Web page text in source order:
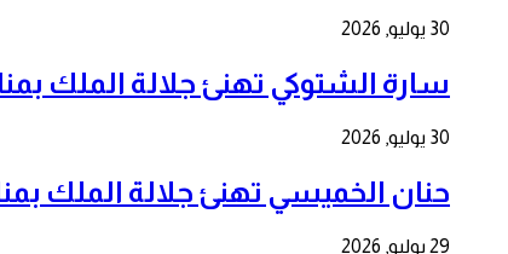
30 يوليو, 2026
سارة الشتوكي تهنئ جلالة الملك بمناسبة
30 يوليو, 2026
حنان الخميسي تهنئ جلالة الملك بمناسبة
29 يوليو, 2026